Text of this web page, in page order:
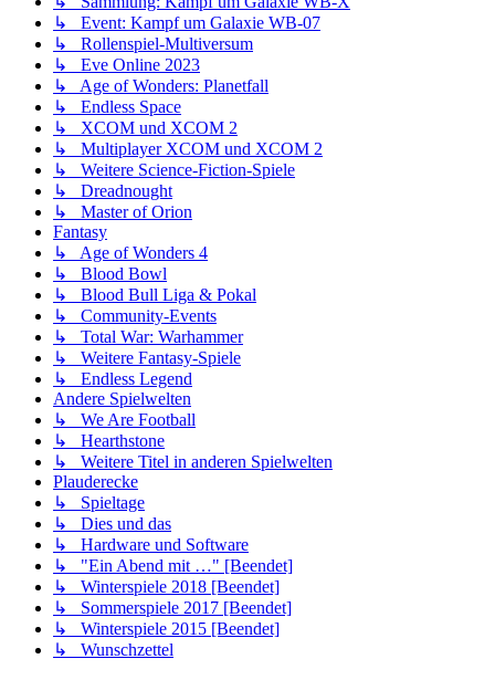
↳ Event: Kampf um Galaxie WB-07
↳ Rollenspiel-Multiversum
↳ Eve Online 2023
↳ Age of Wonders: Planetfall
↳ Endless Space
↳ XCOM und XCOM 2
↳ Multiplayer XCOM und XCOM 2
↳ Weitere Science-Fiction-Spiele
↳ Dreadnought
↳ Master of Orion
Fantasy
↳ Age of Wonders 4
↳ Blood Bowl
↳ Blood Bull Liga & Pokal
↳ Community-Events
↳ Total War: Warhammer
↳ Weitere Fantasy-Spiele
↳ Endless Legend
Andere Spielwelten
↳ We Are Football
↳ Hearthstone
↳ Weitere Titel in anderen Spielwelten
Plauderecke
↳ Spieltage
↳ Dies und das
↳ Hardware und Software
↳ "Ein Abend mit …" [Beendet]
↳ Winterspiele 2018 [Beendet]
↳ Sommerspiele 2017 [Beendet]
↳ Winterspiele 2015 [Beendet]
↳ Wunschzettel